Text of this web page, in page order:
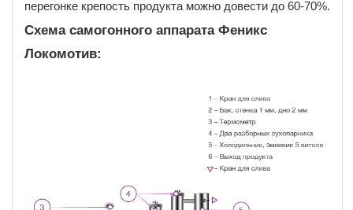
перегонке крепость продукта можно довести до 60-70%.
Схема самогонного аппарата Феникс
Локомотив: